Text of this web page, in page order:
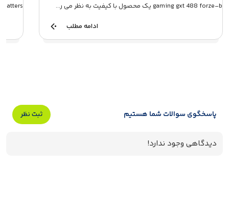
gaming gxt 488 forze-b یک محصول با کیفیت به نظر می ر...
ادامه مطلب
Mattersماجرا از کجا شروع شد ؟یک ترانه خصوصی که به...
پاسخگوی سوالات شما هستیم ثبت نظر
دیدگاهی وجود ندارد!